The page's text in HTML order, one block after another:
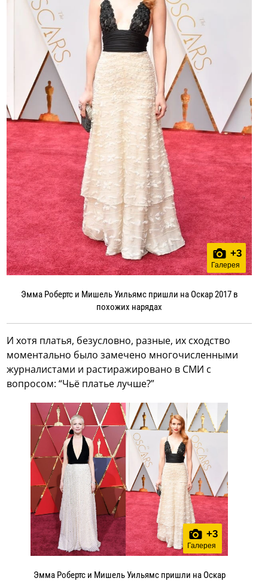
+3
Галерея
Эмма Робертс и Мишель Уильямс пришли на Оскар 2017 в
похожих нарядах
И хотя платья, безусловно, разные, их сходство
моментально было замечено многочисленными
журналистами и растиражировано в СМИ с
вопросом: “Чьё платье лучше?”
+3
Галерея
Эмма Робертс и Мишель Уильямс пришли на Оскар